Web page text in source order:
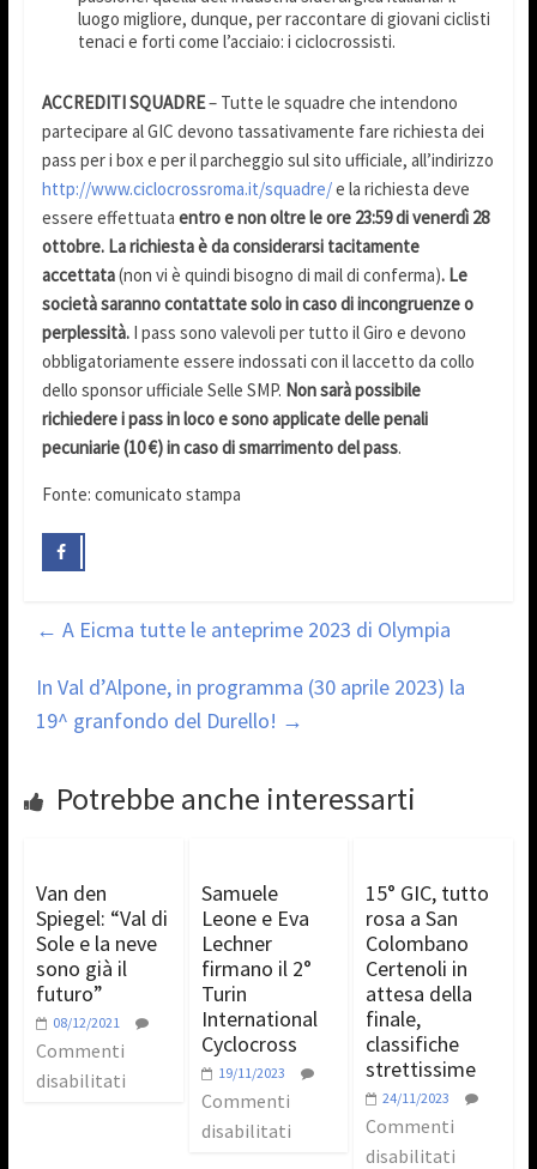
luogo migliore, dunque, per raccontare di giovani ciclisti
tenaci e forti come l’acciaio: i ciclocrossisti.
ACCREDITI SQUADRE– Tutte le squadre che intendono
partecipare al GIC devono tassativamente fare richiesta dei
pass per i box e per il parcheggio sul sito ufficiale, all’indirizzo
http://www.ciclocrossroma.it/squadre/e la richiesta deve
essere effettuata entro e non oltre le ore 23:59 di venerdì 28
ottobre. La richiesta è da considerarsi tacitamente
accettata(non vi è quindi bisogno di mail di conferma). Le
società saranno contattate solo in caso di incongruenze o
perplessità. I pass sono valevoli per tutto il Giro e devono
obbligatoriamente essere indossati con il laccetto da collo
dello sponsor ufficiale Selle SMP. Non sarà possibile
richiedere i pass in loco e sono applicate delle penali
pecuniarie (10 €) in caso di smarrimento del pass.
Fonte: comunicato stampa
← A Eicma tutte le anteprime 2023 di Olympia
In Val d’Alpone, in programma (30 aprile 2023) la
19^ granfondo del Durello! →
Potrebbe anche interessarti
Van den
Spiegel: “Val di
Sole e la neve
sono già il
futuro”
08/12/2021
Commenti
disabilitati
Samuele
Leone e Eva
Lechner
firmano il 2°
Turin
International
Cyclocross
19/11/2023
Commenti
disabilitati
15° GIC, tutto
rosa a San
Colombano
Certenoli in
attesa della
finale,
classifiche
strettissime
24/11/2023
Commenti
disabilitati